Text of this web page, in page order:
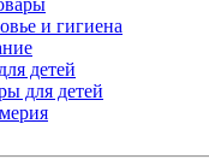
и гигиена
детей
для детей